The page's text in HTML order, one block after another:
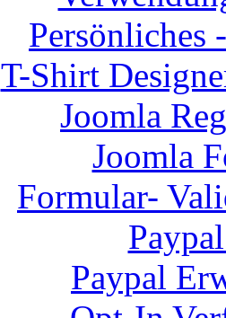
Persönliches
T-Shirt
Joomla
Joomla
Formular-
Paypal